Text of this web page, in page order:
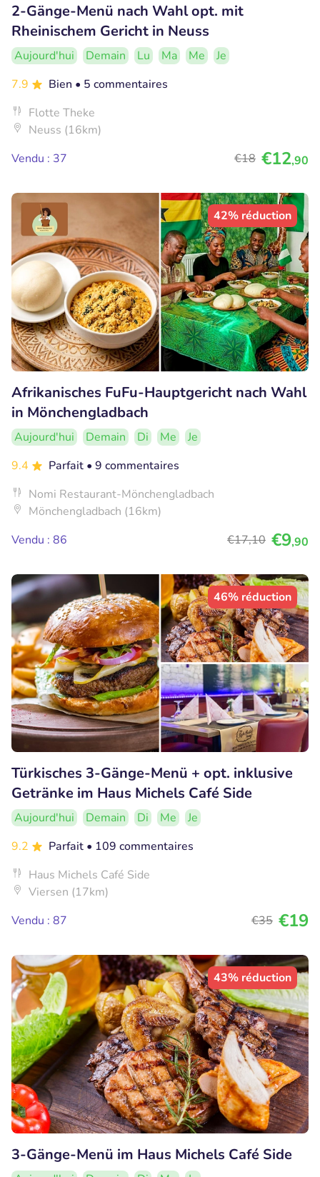
2-Gänge-Menü nach Wahl opt. mit
Rheinischem Gericht in Neuss
Aujourd'hui Demain Lu Ma Me
Je
7.9
Bien • 5 commentaires
Flotte Theke
Neuss (16km)
Vendu : 37
€18 €12,90
42% réduction
Afrikanisches FuFu-Hauptgericht nach Wahl
in Mönchengladbach
Aujourd'hui Demain Di Me
Je
9.4
Parfait • 9 commentaires
Nomi Restaurant-Mönchengladbach
Mönchengladbach (16km)
Vendu : 86
€17,10 €9,90
46% réduction
Türkisches 3-Gänge-Menü + opt. inklusive
Getränke im Haus Michels Café Side
Aujourd'hui Demain Di Me
Je
9.2
Parfait • 109 commentaires
Haus Michels Café Side
Viersen (17km)
Vendu : 87
€35 €19
43% réduction
3-Gänge-Menü im Haus Michels Café Side